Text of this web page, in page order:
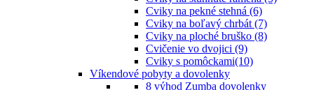
Cviky na pekné stehná (6)
Cviky na boľavý chrbát (7)
Cviky na ploché bruško (8)
Cvičenie vo dvojici (9)
Cviky s pomôckami(10)
Víkendové pobyty a dovolenky
8 výhod Zumba dovolenky